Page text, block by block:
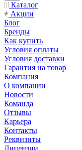
Каталог
Акции
Блог
Бренды
Как купить
Условия оплаты
Условия доставки
Гарантия на товар
Компания
О компании
Новости
Команда
Отзывы
Карьера
Контакты
Реквизиты
Лицензии